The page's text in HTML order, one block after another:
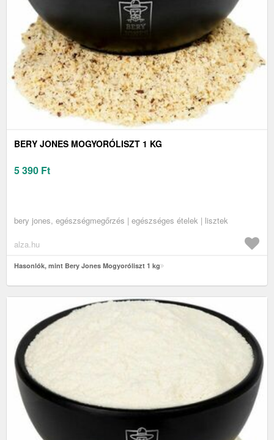
BERY JONES MOGYORÓLISZT 1 KG
5 390 Ft
bery jones, egészségmegőrzés | egészséges ételek | lisztek
alza.hu
Hasonlók, mint Bery Jones Mogyoróliszt 1 kg